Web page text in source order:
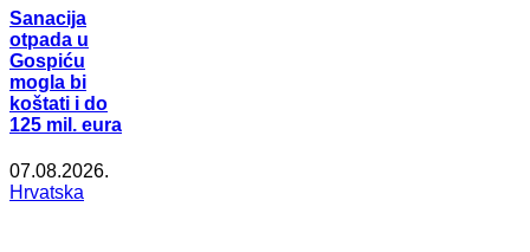
Sanacija
otpada u
Gospiću
mogla bi
koštati i do
125 mil. eura
07.08.2026.
Hrvatska